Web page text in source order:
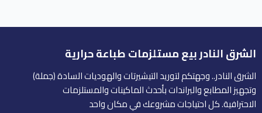
الشرق النادر بيع مستلزمات طباعة حرارية
الشرق النادر.. وجهتكم لتوريد التيشيرتات والهوديات السادة (جملة)
وتجهيز المطابع والبراندات بأحدث الماكينات والمستلزمات
الاحترافية. كل احتياجات مشروعك في مكان واحد